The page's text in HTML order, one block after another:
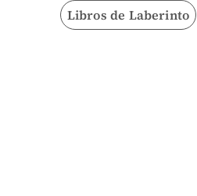
Libros de Laberinto